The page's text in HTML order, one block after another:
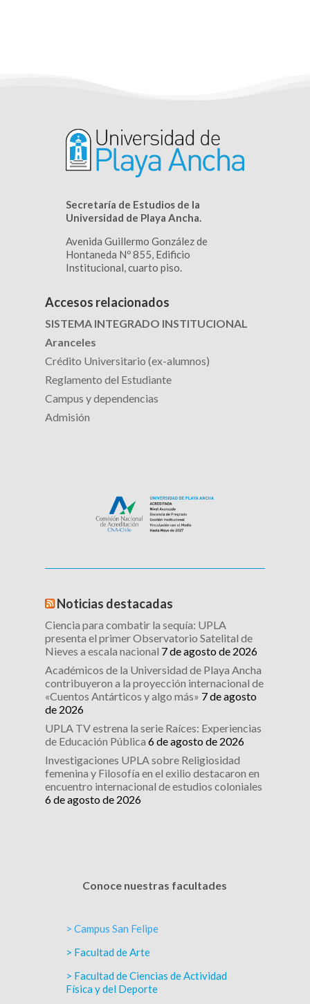
Secretaría de Estudios de la
Universidad de Playa Ancha.
Avenida Guillermo González de
Hontaneda Nº 855, Edificio
Institucional, cuarto piso.
Accesos relacionados
SISTEMA INTEGRADO INSTITUCIONAL
Aranceles
Crédito Universitario (ex-alumnos)
Reglamento del Estudiante
Campus y dependencias
Admisión
Noticias destacadas
Ciencia para combatir la sequía: UPLA
presenta el primer Observatorio Satelital de
Nieves a escala nacional 7 de agosto de 2026
Académicos de la Universidad de Playa Ancha
contribuyeron a la proyección internacional de
«Cuentos Antárticos y algo más» 7 de agosto
de 2026
UPLA TV estrena la serie Raíces: Experiencias
de Educación Pública 6 de agosto de 2026
Investigaciones UPLA sobre Religiosidad
femenina y Filosofía en el exilio destacaron en
encuentro internacional de estudios coloniales
6 de agosto de 2026
Conoce nuestras facultades
> Campus San Felipe
> Facultad de Arte
> Facultad de Ciencias de Actividad
Física y del Deporte